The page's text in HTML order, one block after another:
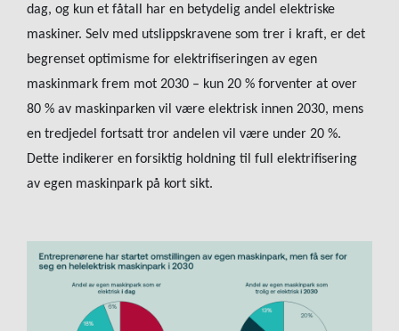
dag, og kun et fåtall har en betydelig andel elektriske
maskiner. Selv med utslippskravene som trer i kraft, er det
begrenset optimisme for elektrifiseringen av egen
maskinmark frem mot 2030 – kun 20 % forventer at over
80 % av maskinparken vil være elektrisk innen 2030, mens
en tredjedel fortsatt tror andelen vil være under 20 %.
Dette indikerer en forsiktig holdning til full elektrifisering
av egen maskinpark på kort sikt.